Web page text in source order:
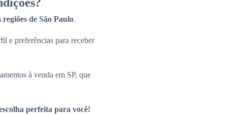
regiões de São Paulo.
e preferências para receber
à venda em SP, que
perfeita para você!